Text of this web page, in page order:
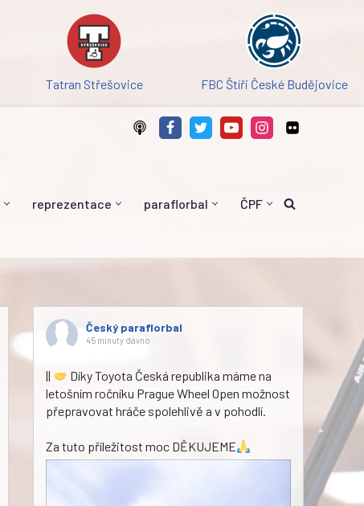
Tatran Střešovice FBC Štíři České Budějovice
reprezentace paraflorbal ČPF
Český paraflorbal
45 minuty dávno
||
Díky Toyota Česká republika máme na
letošním ročníku Prague Wheel Open možnost
přepravovat hráče spolehlivě a v pohodlí.
Za tuto příležitost moc DĚKUJEME